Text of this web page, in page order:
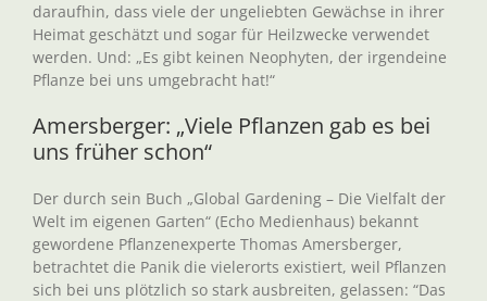
daraufhin, dass viele der ungeliebten Gewächse in ihrer
Heimat geschätzt und sogar für Heilzwecke verwendet
werden. Und: „Es gibt keinen Neophyten, der irgendeine
Pflanze bei uns umgebracht hat!“
Amersberger: „Viele Pflanzen gab es bei
uns früher schon“
Der durch sein Buch „Global Gardening – Die Vielfalt der
Welt im eigenen Garten“ (Echo Medienhaus) bekannt
gewordene Pflanzenexperte Thomas Amersberger,
betrachtet die Panik die vielerorts existiert, weil Pflanzen
sich bei uns plötzlich so stark ausbreiten, gelassen: “Das